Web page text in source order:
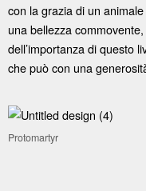
con la grazia di un
una bellezza
dell’importanza di questo
che può con una
Protomartyr